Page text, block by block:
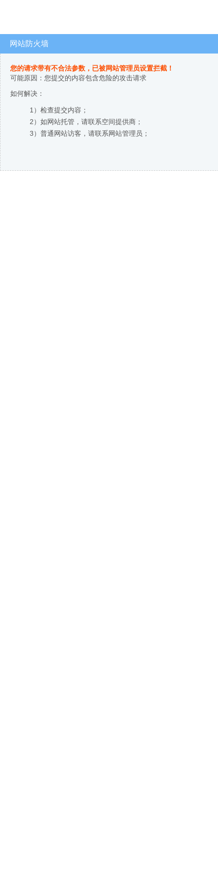
网站防火墙
您的请求带有不合法参数，已被网站管理员设置拦截！
可能原因：您提交的内容包含危险的攻击请求
如何解决：
1）检查提交内容；
2）如网站托管，请联系空间提供商；
3）普通网站访客，请联系网站管理员；